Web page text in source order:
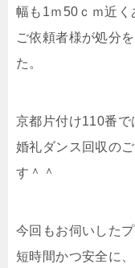
幅も1ｍ50ｃｍ近く
ご依頼者様が処分
た。
京都片付け110番で
婚礼ダンス回収の
す＾＾
今回もお伺いした
短時間かつ安全に、